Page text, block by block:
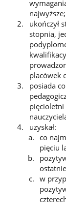
najwyższe;
ukończył
stopnia,
placówek
posiada
pięcioletni
uzyskał:
co
pięciu
w